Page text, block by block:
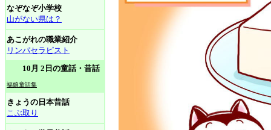
なぞなぞ小学校
山がない県は？
あこがれの職業紹介
リンパセラピスト
10月 2日の童話・昔話
福娘童話集
きょうの日本昔話
こぶ取り